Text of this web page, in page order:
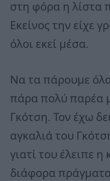
στη φόρα η λίστα
Εκείνος την είχε
όλοι εκεί μέσα.
Να τα πάρουμε
πάρα πολύ παρέα
Γκότση. Τον έχω
αγκαλιά του
γιατί του έλειπε η
διάφορα